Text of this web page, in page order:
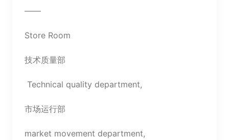
——
Store Room
技术质量部
Technical quality department,
市场运行部
market movement department,